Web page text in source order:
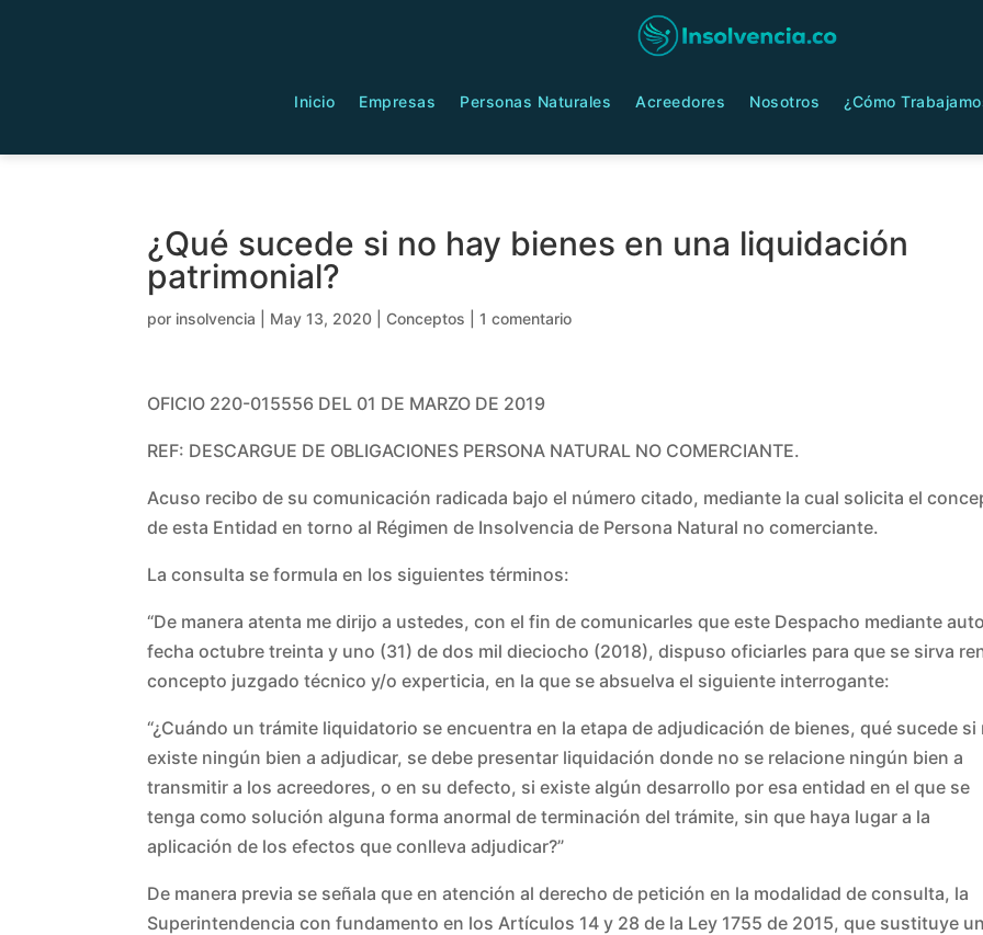
Inicio Empresas Personas Naturales Acreedores Nosotros ¿Cómo
¿Qué sucede si no hay bienes en una liquidación
patrimonial?
por insolvencia May 13, 2020 |Conceptos |1 comentario
OFICIO 220-015556 DEL 01 DE MARZO DE 2019
REF: DESCARGUE DE OBLIGACIONES PERSONA NATURAL NO COMERCIANTE.
Acuso recibo de su comunicación radicada bajo el número citado, mediante la cual solicita el
de esta Entidad en torno al Régimen de Insolvencia de Persona Natural no comerciante.
La consulta se formula en los siguientes términos:
“De manera atenta me dirijo a ustedes, con el fin de comunicarles que este Despacho mediante
fecha octubre treinta y uno (31) de dos mil dieciocho (2018), dispuso oficiarles para que se sirva
concepto juzgado técnico y/o experticia, en la que se absuelva el siguiente interrogante:
“¿Cuándo un trámite liquidatorio se encuentra en la etapa de adjudicación de bienes, qué sucede si
existe ningún bien a adjudicar, se debe presentar liquidación donde no se relacione ningún bien a
transmitir a los acreedores, o en su defecto, si existe algún desarrollo por esa entidad en el que se
tenga como solución alguna forma anormal de terminación del trámite, sin que haya lugar a la
aplicación de los efectos que conlleva adjudicar?”
De manera previa se señala que en atención al derecho de petición en la modalidad de consulta, la
Superintendencia con fundamento en los Artículos 14 y 28 de la Ley 1755 de 2015, que sustituye un